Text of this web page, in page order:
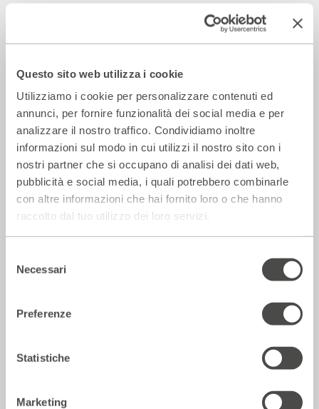
Questo sito web utilizza i cookie
Utilizziamo i cookie per personalizzare contenuti ed
annunci, per fornire funzionalità dei social media e per
analizzare il nostro traffico. Condividiamo inoltre
informazioni sul modo in cui utilizzi il nostro sito con i
nostri partner che si occupano di analisi dei dati web,
pubblicità e social media, i quali potrebbero combinarle
con altre informazioni che hai fornito loro o che hanno
raccolto dal tuo utilizzo dei loro servizi.
delNecessari
Preferenze
Statistiche
Marketing
Henrik Ibsen: la verità come processo
2017 - 2018